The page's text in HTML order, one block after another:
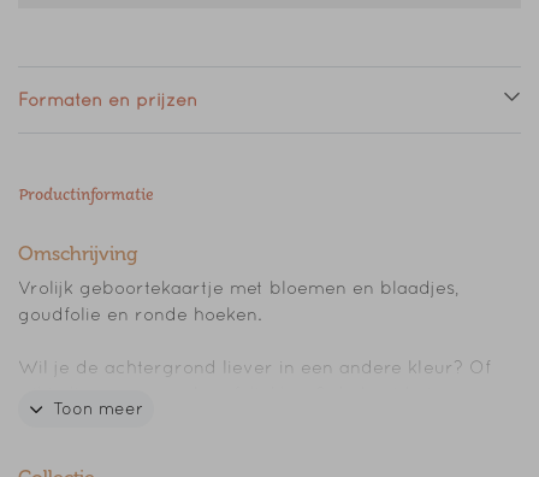
Formaten en prijzen
Productinformatie
Omschrijving
Vrolijk geboortekaartje met bloemen en blaadjes,
goudfolie en ronde hoeken.
Wil je de achtergrond liever in een andere kleur? Of
gemakkelijk aanpassen in de editor.
En kom je er niet uit of heb je een vraag, mail dan
Toon meer